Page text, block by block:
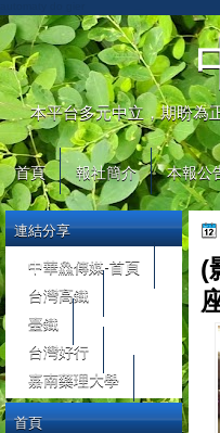
本平台多元中立，期盼為
首頁 報社簡介 本報公
(
連結分享
中華鱻傳媒-首頁
台灣高鐵
臺鐵
台灣好行
嘉南藥理大學
首頁